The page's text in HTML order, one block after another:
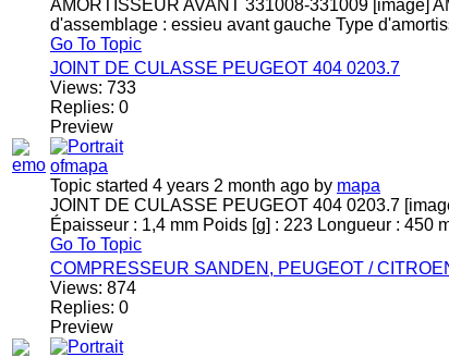
AMORTISSEUR AVANT 331008-331009 [image]
d'assemblage : essieu avant gauche Type
Go To Topic
JOINT DE CULASSE PEUGEOT 404 0203.7
Views: 733
Replies: 0
Preview
Topic started 4 years 2 month ago by mapa
JOINT DE CULASSE PEUGEOT 404 0203.7
Épaisseur : 1,4 mm Poids [g] : 223 Longueur : 450
Go To Topic
COMPRESSEUR SANDEN, PEUGEOT /
Views: 874
Replies: 0
Preview